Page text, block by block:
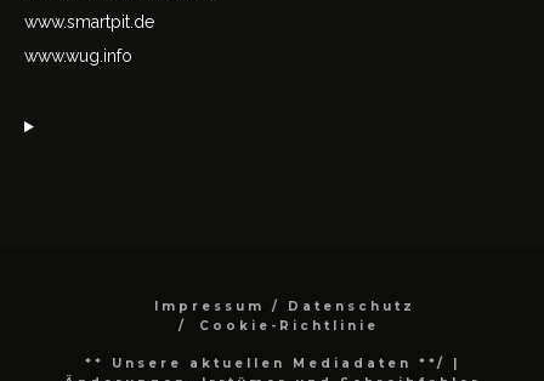
www.smartpit.de
www.wug.info
Impressum / Datenschutz
Cookie-Richtlinie
** Unsere aktuellen Mediadaten **/